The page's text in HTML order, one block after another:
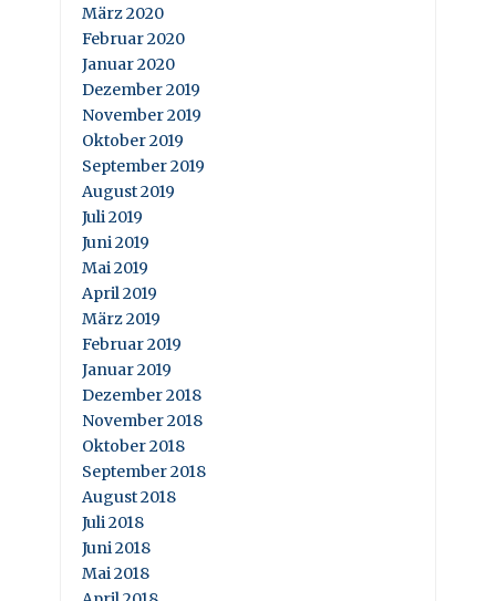
März 2020
Februar 2020
Januar 2020
Dezember 2019
November 2019
Oktober 2019
September 2019
August 2019
Juli 2019
Juni 2019
Mai 2019
April 2019
März 2019
Februar 2019
Januar 2019
Dezember 2018
November 2018
Oktober 2018
September 2018
August 2018
Juli 2018
Juni 2018
Mai 2018